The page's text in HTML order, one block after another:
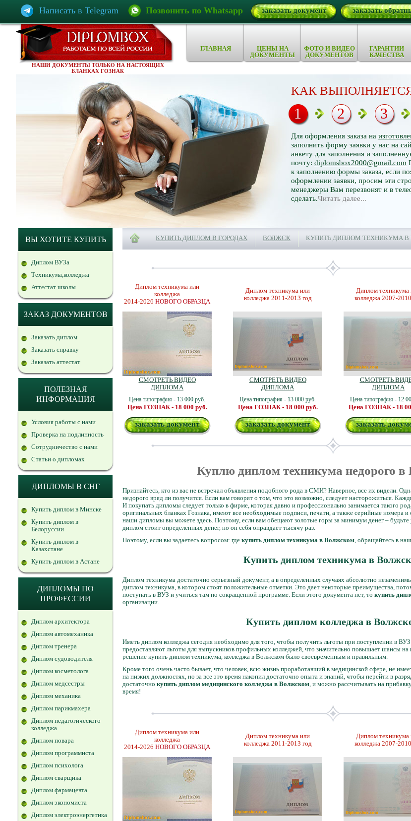
Написать в Telegram Позвонить по Whatsapp заказать документ заказать
НАШИ ДОКУМЕНТЫ ТОЛЬКО НА НАСТОЯЩИХ
БЛАНКАХ ГОЗНАК
ГЛАВНАЯ
ЦЕНЫ НА
ДОКУМЕНТЫ
ФОТО И ВИДЕО
ДОКУМЕНТОВ
ГАРАНТИИ
КАЧЕСТВА
КАК
Для оформления заказа на
заполнить форму заявки у нас на
анкету для заполнения и
почту: diplomsbox2000@gmail.com
к заполнению формы заказа, если
оформлении заявки, просим эти
менеджеры Вам перезвонят и в
сделать.Читать далее...
1 2 3
ВЫ ХОТИТЕ КУПИТЬ
Диплом ВУЗа
Техникума,колледжа
Аттестат школы
ЗАКАЗ ДОКУМЕНТОВ
Заказать диплом
Заказать справку
Заказать аттестат
ПОЛЕЗНАЯ
ИНФОРМАЦИЯ
Условия работы с нами
Проверка на подлинность
Сотрудничество с нами
Статьи о дипломах
ДИПЛОМЫ В СНГ
Купить диплом в Минске
Купить диплом в
Белоруссии
Купить диплом в
Казахстане
Купить диплом в Астане
ДИПЛОМЫ ПО
ПРОФЕССИИ
Диплом архитектора
Диплом автомеханика
Диплом тренера
Диплом судоводителя
Диплом косметолога
Диплом медсестры
Диплом механика
Диплом парикмахера
Диплом педагогического
колледжа
Диплом повара
Диплом программиста
Диплом психолога
Диплом сварщика
Диплом фармацевта
Диплом экономиста
Диплом электроэнергетика
КУПИТЬ ДИПЛОМ В ГОРОДАХ ВОЛЖСК КУПИТЬ ДИПЛОМ ТЕХНИКУМА
Диплом техникума или
колледжа
2014-2026 НОВОГО ОБРАЗЦА
СМОТРЕТЬ ВИДЕО
ДИПЛОМА
Цена типография - 13 000 руб.
Цена ГОЗНАК - 18 000 руб.
заказать документ
Диплом техникума или
колледжа 2011-2013 год
СМОТРЕТЬ ВИДЕО
ДИПЛОМА
Цена типография - 13 000 руб.
Цена ГОЗНАК - 18 000 руб.
заказать документ
Диплом техникума
колледжа 2007-
СМОТРЕТЬ
ДИПЛОМА
Цена типография - 12
Цена ГОЗНАК - 18
заказать
Куплю диплом техникума недорого
Признайтесь, кто из вас не встречал объявления подобного рода в СМИ? Наверное, все их видели.
недорого вряд ли получится. Если вам говорят о том, что это возможно, следует насторожиться.
И покупать дипломы следует только в фирме, которая давно и профессионально занимается такого
оригинальных бланках Гознака, имеют все необходимые подписи, печати, а также серийные номера
наши дипломы вы можете здесь. Поэтому, если вам обещают золотые горы за минимум денег –
диплом стоит определенных денег, но он себя оправдает тысячу раз.
Поэтому, если вы задаетесь вопросом: где купить диплом техникума в Волжском, обращайтесь в
Купить диплом техникума в
Диплом техникума достаточно серьезный документ, а в определенных случаях абсолютно
диплом техникума, в котором стоят положительные отметки. Это дает некоторые преимущества,
поступать в ВУЗ и учиться там по сокращенной программе. Если этого документа нет, то купить
организации.
Купить диплом колледжа в
Иметь диплом колледжа сегодня необходимо для того, чтобы получить льготы при поступлении в
предоставляют льготы для выпускников профильных колледжей, что значительно повышает шансы на
решение купить диплом техникума, колледжа в Волжском было своевременным и правильным.
Кроме того очень часто бывает, что человек, всю жизнь проработавший в медицинской сфере, не
на низких должностях, но за все это время накопил достаточно опыта и знаний, чтобы перейти в
достаточно купить диплом медицинского колледжа в Волжском, и можно рассчитывать на
время!
Диплом техникума или
колледжа
2014-2026 НОВОГО ОБРАЗЦА
Диплом техникума или
колледжа 2011-2013 год
Диплом техникума
колледжа 2007-